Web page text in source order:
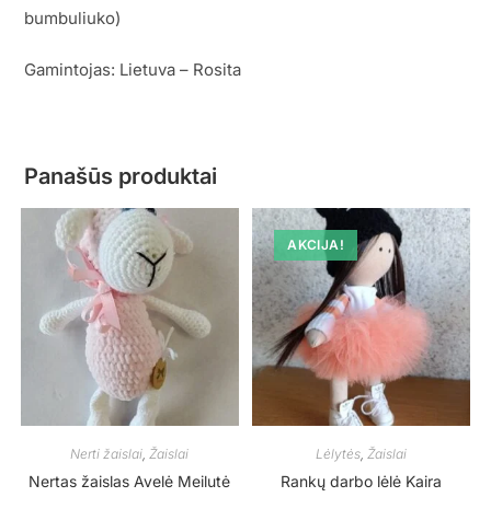
bumbuliuko)
Gamintojas: Lietuva – Rosita
Panašūs produktai
Nerti žaislai Žaislai
Nertas žaislas Avelė Meilutė
AKCIJA!
Lėlytės Žaislai
Rankų darbo lėlė Kaira